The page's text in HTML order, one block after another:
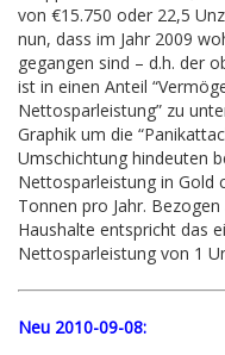
von €15.750 oder 22,5
nun, dass im Jahr 2009
gegangen sind – d.h. der
ist in einen Anteil
Nettosparleistung” zu
Graphik um die
Umschichtung hindeuten
Nettosparleistung in Gold
Tonnen pro Jahr.
Haushalte entspricht das
Nettosparleistung von 1
Neu 2010-09-08: